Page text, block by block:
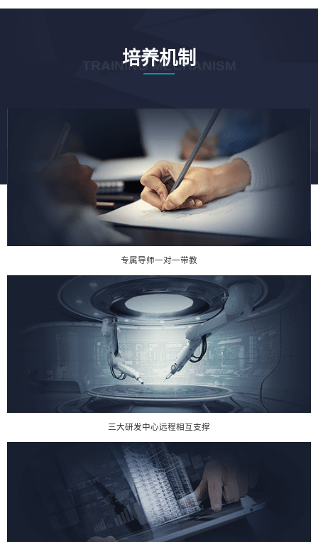
培养机制
TRAINING MECHANISM
专属导师一对一带教
三大研发中心远程相互支撑